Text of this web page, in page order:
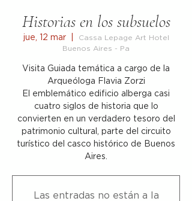
Historias en los subsuelos
jue, 12 mar
  |
Cassa Lepage Art Hotel
Buenos Aires - Pa
Visita Guiada temática a cargo de la
Arqueóloga Flavia Zorzi
El emblemático edificio alberga casi
cuatro siglos de historia que lo
convierten en un verdadero tesoro del
patrimonio cultural, parte del circuito
turístico del casco histórico de Buenos
Aires.
Las entradas no están a la